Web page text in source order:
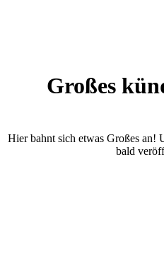
Großes
Hier bahnt sich etwas Großes an!
bald